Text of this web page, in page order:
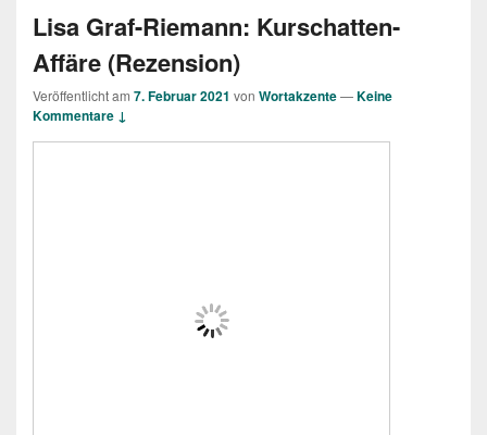
Lisa Graf-Riemann: Kurschatten-
Affäre (Rezension)
Veröffentlicht am 7. Februar 2021 von Wortakzente—Keine
Kommentare ↓